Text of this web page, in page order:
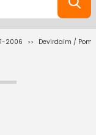
2006 Devirdaim /